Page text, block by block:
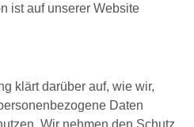
ist auf unserer Website
klärt darüber auf, wie wir,
Daten
Wir nehmen den Schutz